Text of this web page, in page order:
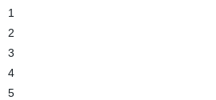
1
2
3
4
5